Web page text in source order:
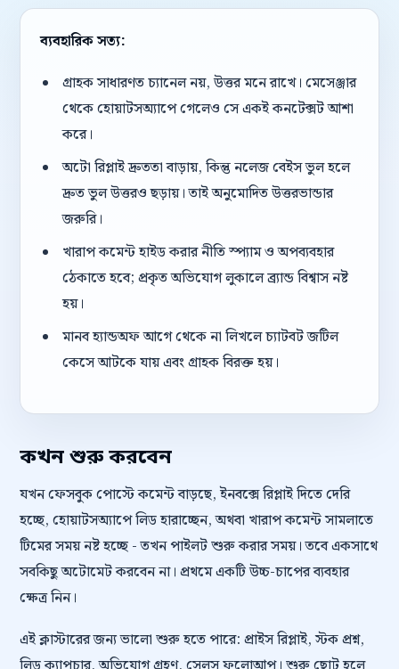
ব্যবহারিক সত্য:
গ্রাহক সাধারণত চ্যানেল নয়, উত্তর মনে রাখে। মেসেঞ্জার
থেকে হোয়াটসঅ্যাপে গেলেও সে একই কনটেক্সট আশা
করে।
অটো রিপ্লাই দ্রুততা বাড়ায়, কিন্তু নলেজ বেইস ভুল হলে
দ্রুত ভুল উত্তরও ছড়ায়। তাই অনুমোদিত উত্তরভান্ডার
জরুরি।
খারাপ কমেন্ট হাইড করার নীতি স্প্যাম ও অপব্যবহার
ঠেকাতে হবে; প্রকৃত অভিযোগ লুকালে ব্র্যান্ড বিশ্বাস নষ্ট
হয়।
মানব হ্যান্ডঅফ আগে থেকে না লিখলে চ্যাটবট জটিল
কেসে আটকে যায় এবং গ্রাহক বিরক্ত হয়।
কখন শুরু করবেন
যখন ফেসবুক পোস্টে কমেন্ট বাড়ছে, ইনবক্সে রিপ্লাই দিতে দেরি
হচ্ছে, হোয়াটসঅ্যাপে লিড হারাচ্ছেন, অথবা খারাপ কমেন্ট সামলাতে
টিমের সময় নষ্ট হচ্ছে - তখন পাইলট শুরু করার সময়। তবে একসাথে
সবকিছু অটোমেট করবেন না। প্রথমে একটি উচ্চ-চাপের ব্যবহার
ক্ষেত্র নিন।
এই ক্লাস্টারের জন্য ভালো শুরু হতে পারে: প্রাইস রিপ্লাই, স্টক প্রশ্ন,